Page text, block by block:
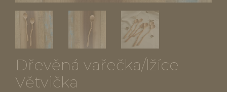
Dřevěná vařečka/lžíce
Větvička